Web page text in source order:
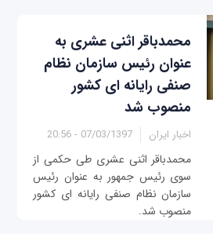
محمدباقر اثنی عشری به
عنوان رئیس سازمان نظام
صنفی رایانه ای کشور
منصوب شد
اخبار ایران 07/03/1397 - 20:56
محمدباقر اثنی عشری طی حکمی از
سوی رئیس جمهور به عنوان رئیس
سازمان نظام صنفی رایانه ای کشور
منصوب شد.